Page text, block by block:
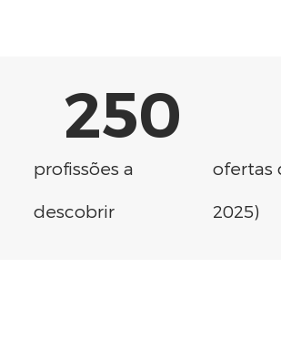
profissões a
descobrir
250
ofertas
2025)